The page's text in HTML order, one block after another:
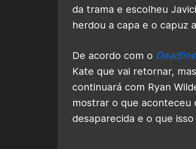
da trama e escolheu
herdou a capa e o capuz
De acordo com o Deadline
Kate que vai retornar,
continuará com Ryan
mostrar o que aconteceu
desaparecida e o que